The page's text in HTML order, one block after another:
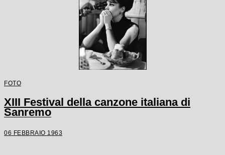
FOTO
XIII Festival della canzone italiana di
Sanremo
06 FEBBRAIO 1963